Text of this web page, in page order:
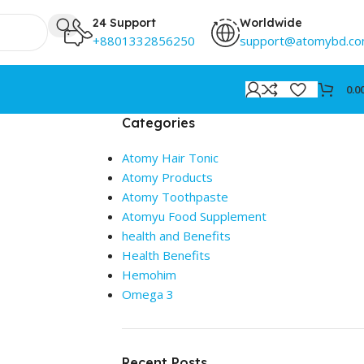
24 Support
+8801332856250
Worldwide
Categories
Atomy Hair Tonic
Atomy Products
Atomy Toothpaste
Atomyu Food Supplement
health and Benefits
Health Benefits
Hemohim
Omega 3